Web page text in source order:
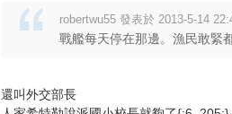
robertwu55 發表於 2013-5-14
戰艦每天停在那邊。漁民敢緊
還叫外交部長